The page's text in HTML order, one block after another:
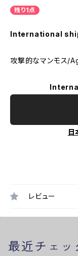
残り1点
International
攻撃的なマンモス/
日
レビュー
最近チェッ